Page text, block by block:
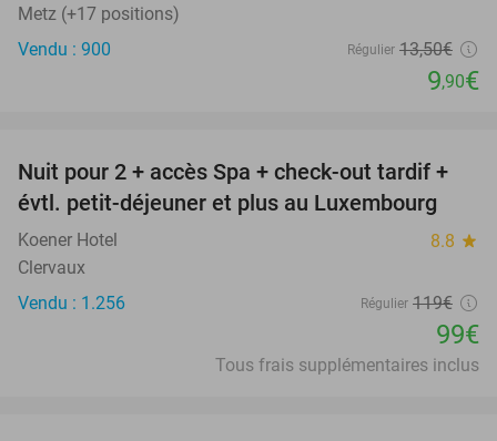
Metz (+17 positions)
Vendu : 900
Régulier 13,50€
9,90€
17%
Nuit pour 2 + accès Spa + check-out tardif +
évtl. petit-déjeuner et plus au Luxembourg
Koener Hotel 8.8 star
Clervaux
Vendu : 1.256
Régulier 119€
99€
Tous frais supplémentaires inclus